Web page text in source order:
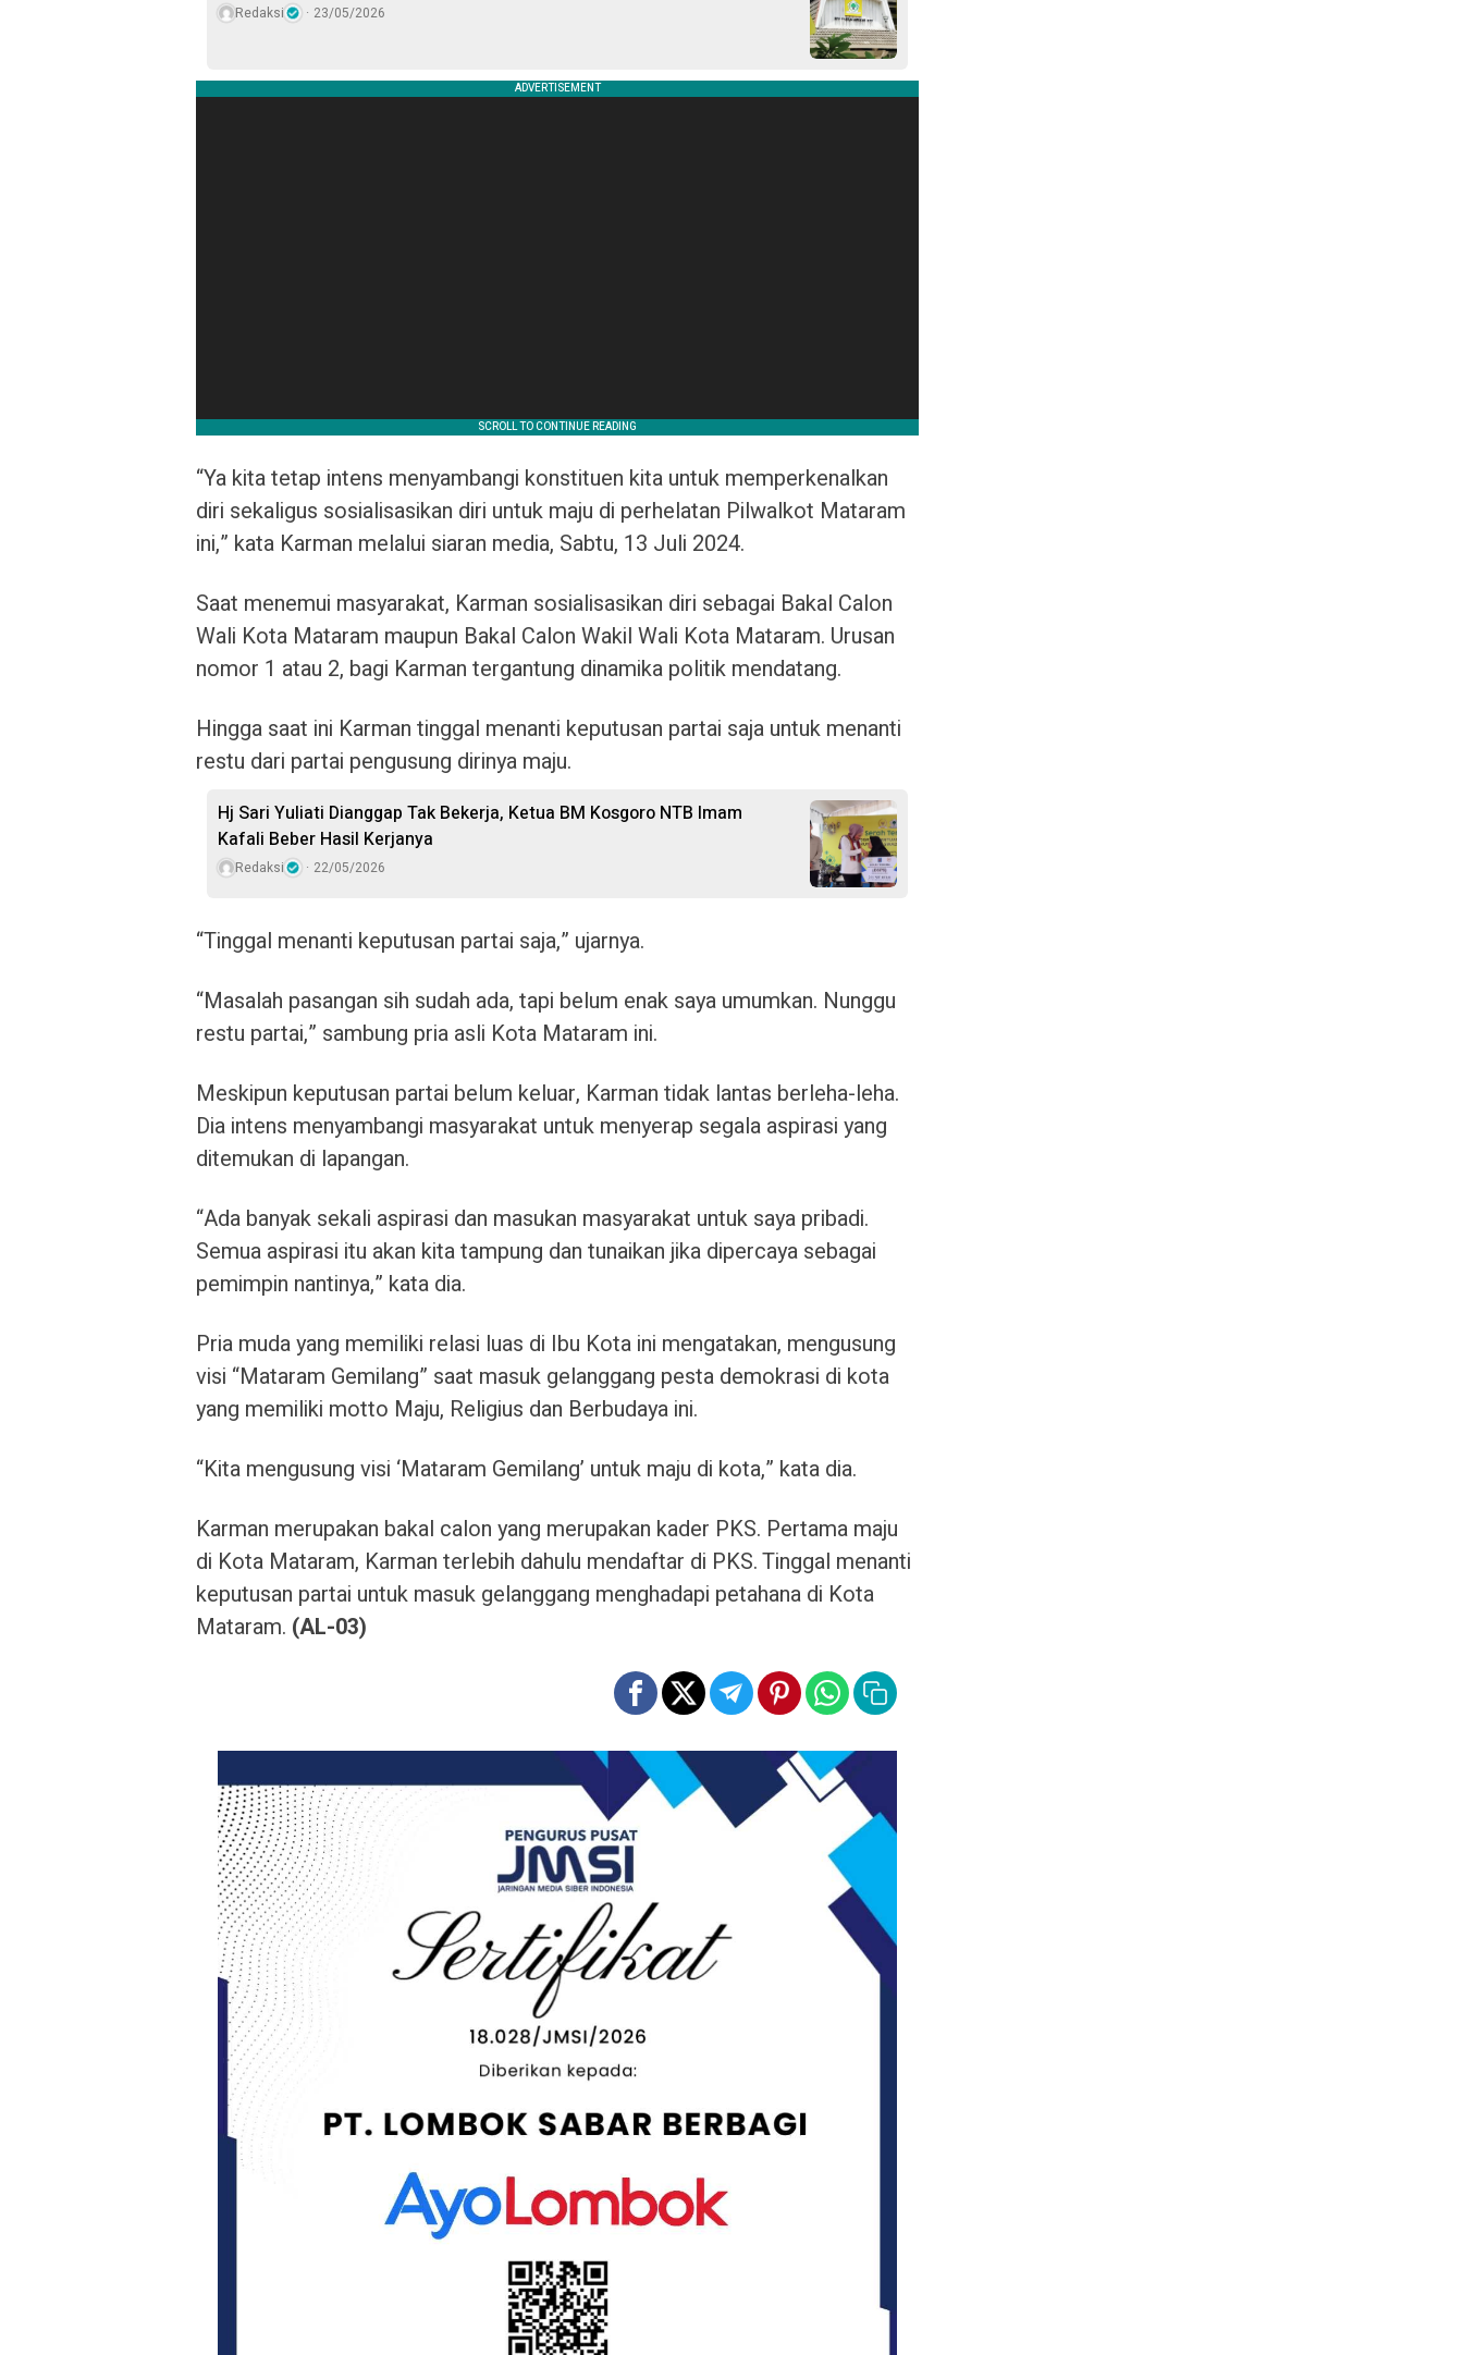
Redaksi 23/05/2026
“Ya kita tetap intens menyambangi konstituen kita untuk memperkenalkan
diri sekaligus sosialisasikan diri untuk maju di perhelatan Pilwalkot Mataram
ini,” kata Karman melalui siaran media, Sabtu, 13 Juli 2024.
Saat menemui masyarakat, Karman sosialisasikan diri sebagai Bakal Calon
Wali Kota Mataram maupun Bakal Calon Wakil Wali Kota Mataram. Urusan
nomor 1 atau 2, bagi Karman tergantung dinamika politik mendatang.
Hingga saat ini Karman tinggal menanti keputusan partai saja untuk menanti
restu dari partai pengusung dirinya maju.
Hj Sari Yuliati Dianggap Tak Bekerja, Ketua BM Kosgoro NTB Imam
Kafali Beber Hasil Kerjanya
Redaksi 22/05/2026
“Tinggal menanti keputusan partai saja,” ujarnya.
“Masalah pasangan sih sudah ada, tapi belum enak saya umumkan. Nunggu
restu partai,” sambung pria asli Kota Mataram ini.
Meskipun keputusan partai belum keluar, Karman tidak lantas berleha-leha.
Dia intens menyambangi masyarakat untuk menyerap segala aspirasi yang
ditemukan di lapangan.
“Ada banyak sekali aspirasi dan masukan masyarakat untuk saya pribadi.
Semua aspirasi itu akan kita tampung dan tunaikan jika dipercaya sebagai
pemimpin nantinya,” kata dia.
Pria muda yang memiliki relasi luas di Ibu Kota ini mengatakan, mengusung
visi “Mataram Gemilang” saat masuk gelanggang pesta demokrasi di kota
yang memiliki motto Maju, Religius dan Berbudaya ini.
“Kita mengusung visi ‘Mataram Gemilang’ untuk maju di kota,” kata dia.
Karman merupakan bakal calon yang merupakan kader PKS. Pertama maju
di Kota Mataram, Karman terlebih dahulu mendaftar di PKS. Tinggal menanti
keputusan partai untuk masuk gelanggang menghadapi petahana di Kota
Mataram. (AL-03)